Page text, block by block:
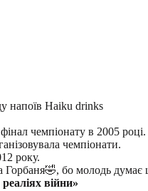
напоїв Haiku drinks
чемпіонату в 2005 році.
чемпіонати.
року.
Горбаня🤣, бо молодь
війни»